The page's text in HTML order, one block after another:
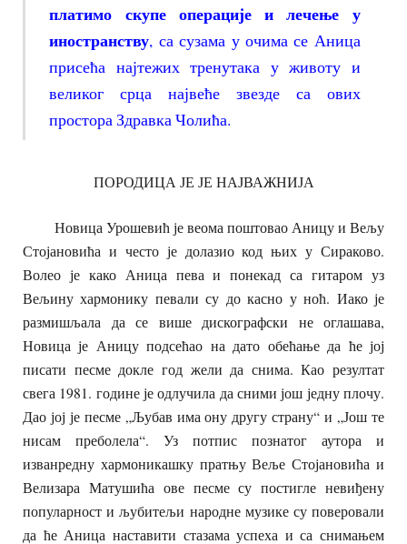
платимо скупе операције и лечење у
иностранству, са сузама у очима се Аница
присећа најтежих тренутака у животу и
великог срца највеће звезде са ових
простора Здравка Чолића.
ПОРОДИЦА ЈЕ ЈЕ НАЈВАЖНИЈА
Новица Урошевић је веома поштовао Аницу и Вељу
Стојановића и често је долазио код њих у Сираково.
Волео је како Аница пева и понекад са гитаром уз
Вељину хармонику певали су до касно у ноћ. Иако је
размишљала да се више дискографски не оглашава,
Новица је Аницу подсећао на дато обећање да ће јој
писати песме докле год жели да снима. Као резултат
свега 1981. године је одлучила да сними још једну плочу.
Дао јој је песме „Љубав има ону другу страну“ и „Још те
нисам преболела“. Уз потпис познатог аутора и
изванредну хармоникашку пратњу Веље Стојановића и
Велизара Матушића ове песме су постигле невиђену
популарност и љубитељи народне музике су поверовали
да ће Аница наставити стазама успеха и са снимањем